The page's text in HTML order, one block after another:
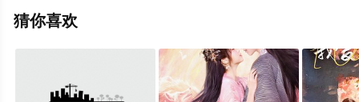
集就上星空影视，更多相关信息可移步至豆瓣电视剧、电
猜你喜欢